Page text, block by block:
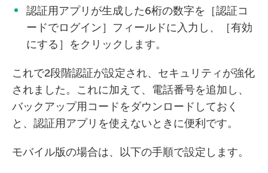
認証用アプリが生成した6桁の数字を［認証コ
ードでログイン］フィールドに入力し、［有効
にする］をクリックします。
これで2段階認証が設定され、セキュリティが強化
されました。これに加えて、電話番号を追加し、
バックアップ用コードをダウンロードしておく
と、認証用アプリを使えないときに便利です。
モバイル版の場合は、以下の手順で設定します。